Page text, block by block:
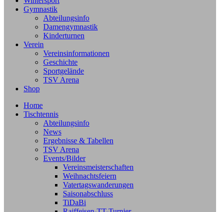
Gymnastik
Abteilungsinfo
Damengymnastik
Kinderturnen
Verein
Vereinsinformationen
Geschichte
Sportgelände
TSV Arena
Shop
Home
Tischtennis
Abteilungsinfo
News
Ergebnisse & Tabellen
TSV Arena
Events/Bilder
Vereinsmeisterschaften
Weihnachtsfeiern
Vatertagswanderungen
Saisonabschluss
TiDaBi